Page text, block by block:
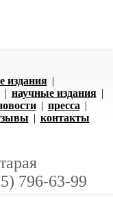
издания |
| научные издания |
| пресса |
| контакты
796-63-99